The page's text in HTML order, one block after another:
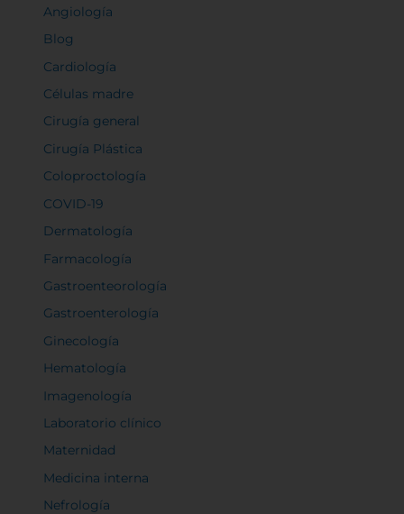
Angiología
Blog
Cardiología
Células madre
Cirugía general
Cirugía Plástica
Coloproctología
COVID-19
Dermatología
Farmacología
Gastroenteorología
Gastroenterología
Ginecología
Hematología
Imagenología
Laboratorio clínico
Maternidad
Medicina interna
Nefrología
Confirmar mis preferencias